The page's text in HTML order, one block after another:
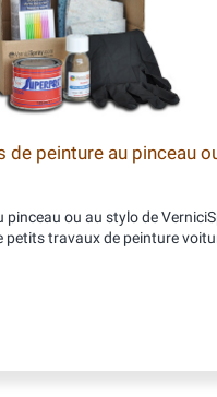
de peinture au pinceau
pinceau ou au stylo de
petits travaux de peinture